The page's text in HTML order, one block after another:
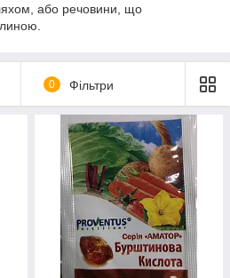
або речовини, що
0 Фільтри